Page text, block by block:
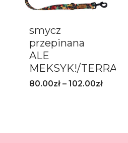
smycz
przepinana
ALE
MEKSYK!/
80.00zł – 102.00zł